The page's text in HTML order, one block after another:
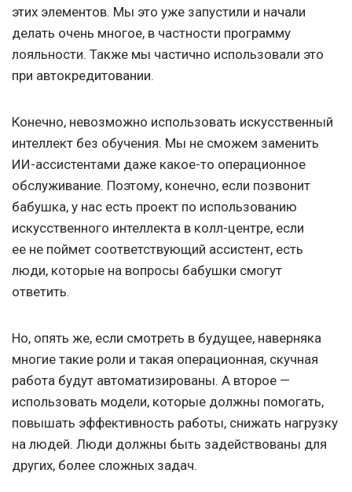
этих элементов. Мы это уже запустили и начали
делать очень многое, в частности программу
лояльности. Также мы частично использовали это
при автокредитовании.
Конечно, невозможно использовать искусственный
интеллект без обучения. Мы не сможем заменить
ИИ-ассистентами даже какое-то операционное
обслуживание. Поэтому, конечно, если позвонит
бабушка, у нас есть проект по использованию
искусственного интеллекта в колл-центре, если
ее не поймет соответствующий ассистент, есть
люди, которые на вопросы бабушки смогут
ответить.
Но, опять же, если смотреть в будущее, наверняка
многие такие роли и такая операционная, скучная
работа будут автоматизированы. А второе —
использовать модели, которые должны помогать,
повышать эффективность работы, снижать нагрузку
на людей. Люди должны быть задействованы для
других, более сложных задач.